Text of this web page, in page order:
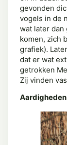
gevonden
vogels in de
wat later dan
komen, zich
grafiek).
dat er wat
getrokken
Zij vinden
Aardigheden